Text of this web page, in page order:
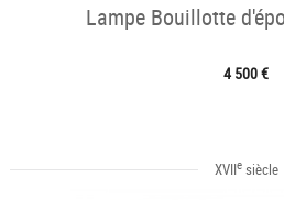
Lampe Bouillotte
4 500 €
XVIIesiècle